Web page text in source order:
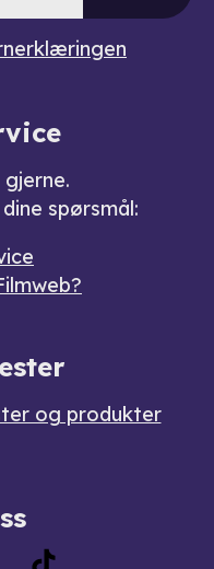
spørsmål:
og produkter